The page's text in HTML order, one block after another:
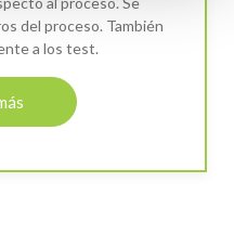
del proceso. También
a los test.